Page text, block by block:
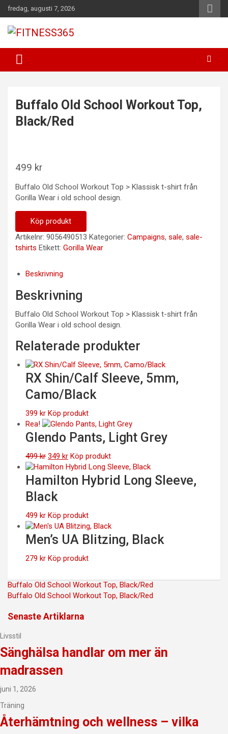
Hoppa
till
innehåll
fredag, augusti 7, 2026
FITNESS365
Buffalo Old School Workout Top,
Black/Red
499 kr
Buffalo Old School Workout Top > Klassisk t-shirt från
Gorilla Wear i old school design.
Köp produkt
Artikelnr: 9056490513 Kategorier: Campaigns, sale, sale-
tshirts Etikett: Gorilla Wear
Beskrivning
Beskrivning
Buffalo Old School Workout Top > Klassisk t-shirt från
Gorilla Wear i old school design.
Relaterade produkter
RX Shin/Calf Sleeve, 5mm,
Camo/Black
399 kr Köp produkt
Rea!
Glendo Pants, Light Grey
499kr Det
ursprungliga
priset
var:
499 kr.
349 krDet
nuvarande
priset
är:
Köp produkt
Hamilton Hybrid Long Sleeve,
Black
499 kr Köp produkt
Men’s UA Blitzing, Black
279 kr Köp produkt
Inläggsnavigering
Buffalo Old School Workout Top, Black/Red
Buffalo Old School Workout Top, Black/Red
Senaste Artiklarna
Livsstil
Sänghälsa handlar om mer än
madrassen
juni 1, 2026
Träning
Återhämtning och wellness – vilka